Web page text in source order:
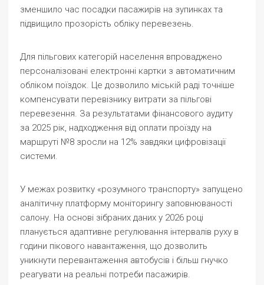
зменшило час посадки пасажирів на зупинках та
підвищило прозорість обліку перевезень.
Для пільгових категорій населення впроваджено
персоналізовані електронні картки з автоматичним
обліком поїздок. Це дозволило міській раді точніше
компенсувати перевізнику витрати за пільгові
перевезення. За результатами фінансового аудиту
за 2025 рік, надходження від оплати проїзду на
маршруті №8 зросли на 12% завдяки цифровізації
системи.
У межах розвитку «розумного транспорту» запущено
аналітичну платформу моніторингу заповнюваності
салону. На основі зібраних даних у 2026 році
планується адаптивне регулювання інтервалів руху в
години пікового навантаження, що дозволить
уникнути перевантаження автобусів і більш гнучко
реагувати на реальні потреби пасажирів.